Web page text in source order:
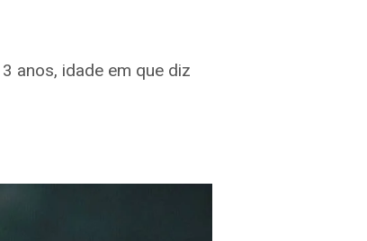
anos, idade em que diz